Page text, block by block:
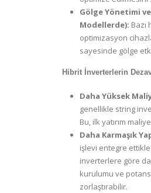
Gölge Yönetimi
Modellerde):
optimizasyon
sayesinde gölge
Hibrit İnverterlerin
Daha Yüksek
genellikle string
Bu, ilk yatırım
Daha Karmaşık
işlevi entegre
inverterlere göre
kurulumu ve
zorlaştırabilir.